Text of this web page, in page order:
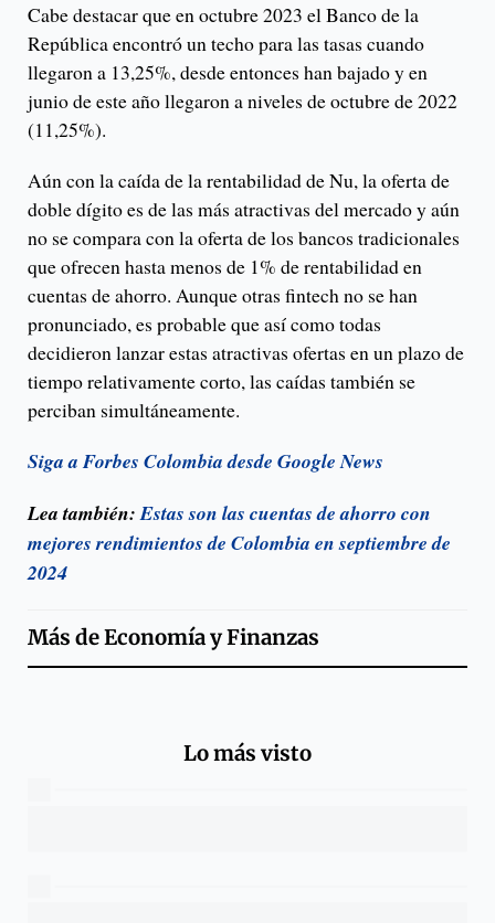
Cabe destacar que en octubre 2023 el Banco de la
República encontró un techo para las tasas cuando
llegaron a 13,25%, desde entonces han bajado y en
junio de este año llegaron a niveles de octubre de 2022
(11,25%).
Aún con la caída de la rentabilidad de Nu, la oferta de
doble dígito es de las más atractivas del mercado y aún
no se compara con la oferta de los bancos tradicionales
que ofrecen hasta menos de 1% de rentabilidad en
cuentas de ahorro. Aunque otras fintech no se han
pronunciado, es probable que así como todas
decidieron lanzar estas atractivas ofertas en un plazo de
tiempo relativamente corto, las caídas también se
perciban simultáneamente.
Siga a Forbes Colombia desde Google News
Lea también:Estas son las cuentas de ahorro con
mejores rendimientos de Colombia en septiembre de
2024
Más deEconomía y Finanzas
Lo más visto